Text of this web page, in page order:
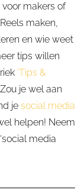
makers of
maken,
en wie weet
tips willen
‘Tips &
je wel aan
je social media
helpen! Neem
media